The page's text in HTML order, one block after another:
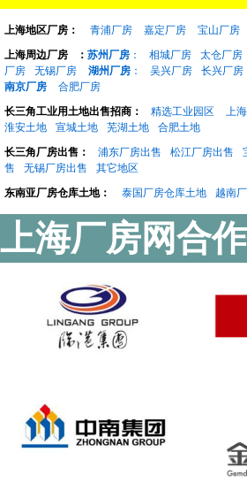
上海地区厂房： 青浦厂房 嘉定厂房 宝山厂房
上海周边厂房
： 苏州厂房 ： 相城厂房 太仓厂房
厂房
无锡厂房 湖州厂房 ： 吴兴厂房 长兴厂房
南京厂房
合肥厂房
长三角工业用土地出售招商：
精选工业园区 上
淮安土地
宣城土地 芜湖土地
合肥土地
长三角厂房出售：
浦东厂房出售 松江厂房出售
售
无锡厂房出售
其它地区
东南亚厂房仓库土地：
泰国厂房仓库土地 越南
上海厂房网合